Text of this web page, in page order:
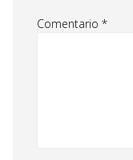
Comentario *